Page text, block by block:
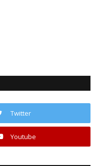
Twitter
Youtube